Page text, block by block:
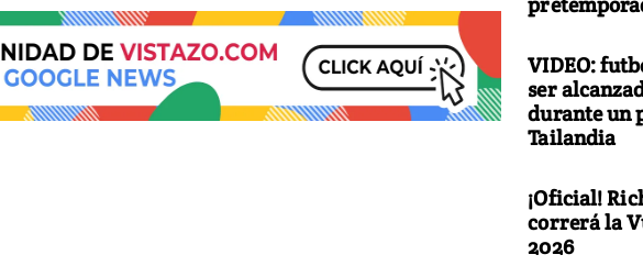
VIDEO:
ser
durante un
Tailandia
¡Oficial!
correrá la
2026